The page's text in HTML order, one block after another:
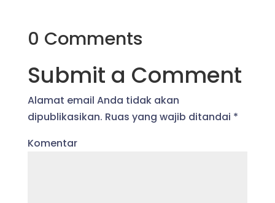
0 Comments
Submit a Comment
Alamat email Anda tidak akan
dipublikasikan. Ruas yang wajib ditandai *
Komentar